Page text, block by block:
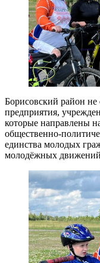
Борисовский район
предприятия,
которые направлены
общественно-
единства молодых
молодёжных